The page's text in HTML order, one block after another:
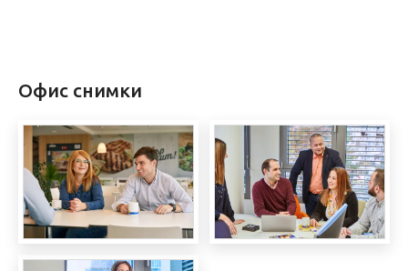
Офис снимки